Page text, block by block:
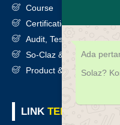
Course
Certification
Audit, Testing,
So-Claz & Smart
Product & Services
LINK TERKAIT
Ada
Solaz?